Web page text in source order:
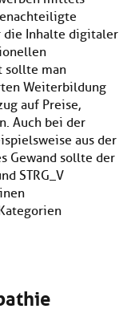
die Inhalte digitaler
sollte man
Weiterbildung
auf Preise,
Auch bei der
aus der
Gewand sollte der
STRG_V